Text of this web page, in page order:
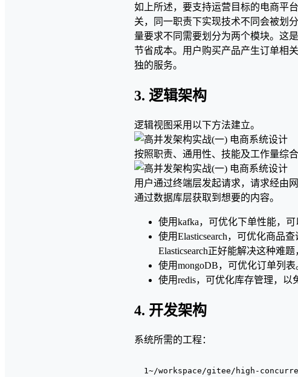
如上所述，要支持运营目标的电商平
关，同一职责下实现技术不同会被划
量要求不同需要划分为两个模块。这
节省成本。用户购买产品产生订单相
独的服务。
3. 逻辑架构
逻辑视图采用以下方法建立。
按照职责、通用性、技能及工作量综
用户通过终端层发起请求，请求经由
通过数据库层获取到想要的内容。
使用kafka，可优化下单性能，
使用Elasticsearch，可优化商品
Elasticsearch正好能解决这种难
使用mongoDB，可优化订单列
使用redis，可优化库存管理，以
4. 开发架构
系统所需的工程：
1~/workspace/gitee/high-